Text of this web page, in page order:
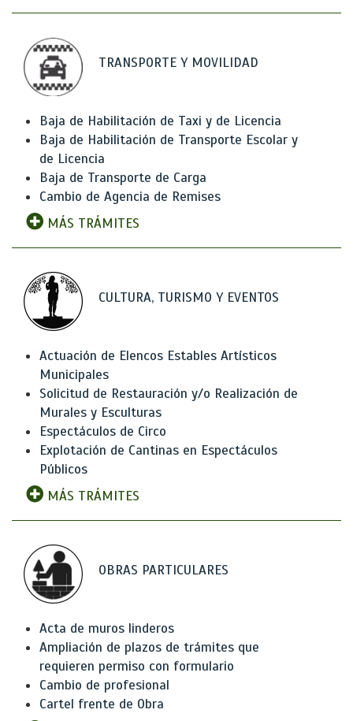
TRANSPORTE Y MOVILIDAD
Baja de Habilitación de Taxi y de Licencia
Baja de Habilitación de Transporte Escolar y
de Licencia
Baja de Transporte de Carga
Cambio de Agencia de Remises
MÁS TRÁMITES
CULTURA, TURISMO Y EVENTOS
Actuación de Elencos Estables Artísticos
Municipales
Solicitud de Restauración y/o Realización de
Murales y Esculturas
Espectáculos de Circo
Explotación de Cantinas en Espectáculos
Públicos
MÁS TRÁMITES
OBRAS PARTICULARES
Acta de muros linderos
Ampliación de plazos de trámites que
requieren permiso con formulario
Cambio de profesional
Cartel frente de Obra